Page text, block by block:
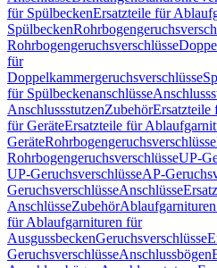
für SpülbeckenErsatzteile für
Spülbecken
Rohrbogengeruchsverschlüsse
für
Doppelkammergeruchsverschlüsse
für Spülbeckenanschlüsse
AnschlussstutzenZubehörErsatzteile
für GeräteErsatzteile für
GeräteRohrbogengeruchsverschlüsse
RohrbogengeruchsverschlüsseUP-
UP-GeruchsverschlüsseAP-
GeruchsverschlüsseAnschlüsse
AnschlüsseZubehör
für Ablaufgarnituren für
AusgussbeckenGeruchsverschlüsse
GeruchsverschlüsseAnschlussbögen